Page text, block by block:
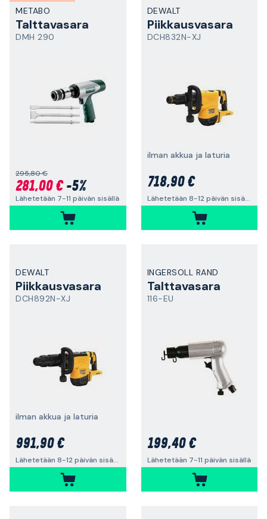
METABO
Talttavasara
DMH 290
295,80 €
281,00 €-5%
Lähetetään 7-11 päivän sisällä
DEWALT
Piikkausvasara
DCH832N-XJ
ilman akkua ja laturia
718,90 €
Lähetetään 8-12 päivän sisällä
DEWALT
Piikkausvasara
DCH892N-XJ
ilman akkua ja laturia
991,90 €
Lähetetään 8-12 päivän sisällä
INGERSOLL RAND
Talttavasara
116-EU
199,40 €
Lähetetään 7-11 päivän sisällä